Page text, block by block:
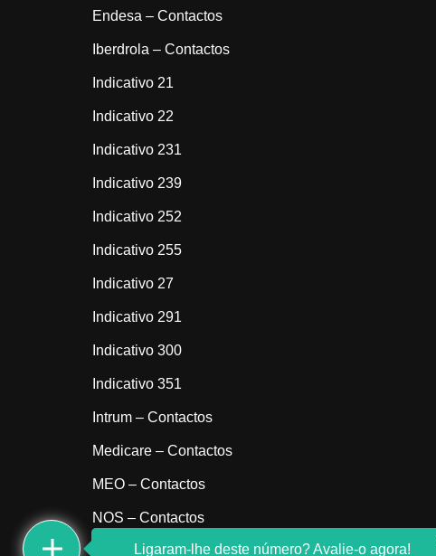
Endesa – Contactos
Iberdrola – Contactos
Indicativo 21
Indicativo 22
Indicativo 231
Indicativo 239
Indicativo 252
Indicativo 255
Indicativo 27
Indicativo 291
Indicativo 300
Indicativo 351
Intrum – Contactos
Medicare – Contactos
MEO – Contactos
NOS – Contactos
Sem indicativo
Ligaram-lhe deste número? Avalie-o agora!